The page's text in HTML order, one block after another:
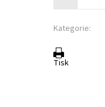
Kategorie:
Tisk